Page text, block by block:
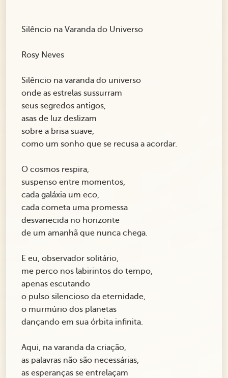
Silêncio na Varanda do Universo
Rosy Neves
Silêncio na varanda do universo
onde as estrelas sussurram
seus segredos antigos,
asas de luz deslizam
sobre a brisa suave,
como um sonho que se recusa a acordar.
O cosmos respira,
suspenso entre momentos,
cada galáxia um eco,
cada cometa uma promessa
desvanecida no horizonte
de um amanhã que nunca chega.
E eu, observador solitário,
me perco nos labirintos do tempo,
apenas escutando
o pulso silencioso da eternidade,
o murmúrio dos planetas
dançando em sua órbita infinita.
Aqui, na varanda da criação,
as palavras não são necessárias,
as esperanças se entrelaçam